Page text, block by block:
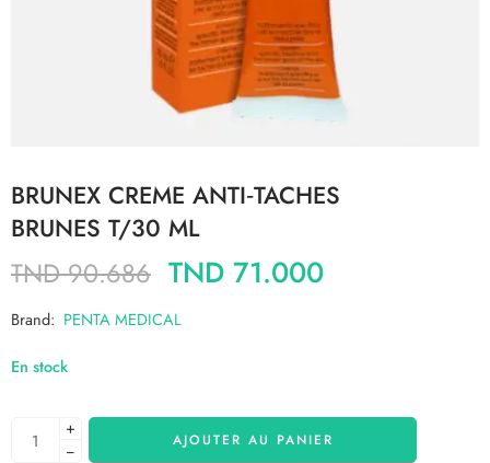
BRUNEX CREME ANTI‐TACHES
BRUNES T/30 ML
TND90.686 TND 71.000
Brand: PENTA MEDICAL
En stock
+
−
AJOUTER AU PANIER